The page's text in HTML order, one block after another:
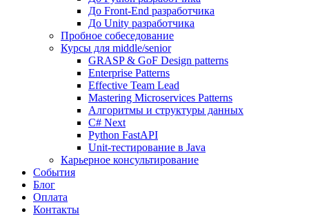
До Front-End разработчика
До Unity разработчика
Пробное собеседование
Курсы для middle/senior
GRASP & GoF Design patterns
Enterprise Patterns
Effective Team Lead
Mastering Microservices Patterns
Алгоритмы и структуры данных
C# Next
Python FastAPI
Unit-тестирование в Java
Карьерное консультирование
События
Блог
Оплата
Контакты